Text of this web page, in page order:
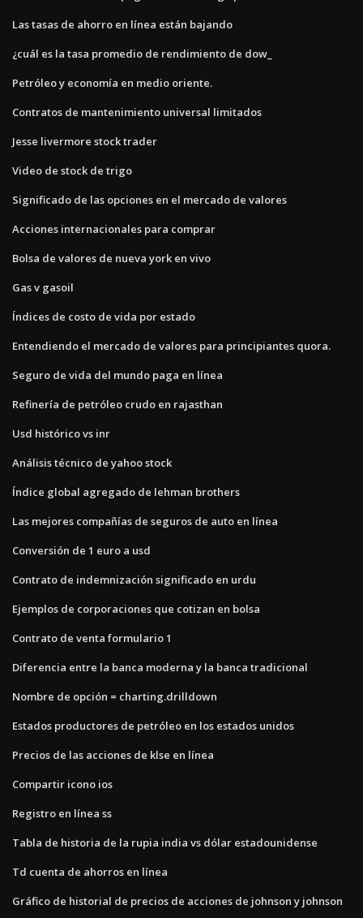
Las tasas de ahorro en línea están bajando
¿cuál es la tasa promedio de rendimiento de dow_
Petróleo y economía en medio oriente.
Contratos de mantenimiento universal limitados
Jesse livermore stock trader
Video de stock de trigo
Significado de las opciones en el mercado de valores
Acciones internacionales para comprar
Bolsa de valores de nueva york en vivo
Gas v gasoil
Índices de costo de vida por estado
Entendiendo el mercado de valores para principiantes quora.
Seguro de vida del mundo paga en línea
Refinería de petróleo crudo en rajasthan
Usd histórico vs inr
Análisis técnico de yahoo stock
Índice global agregado de lehman brothers
Las mejores compañías de seguros de auto en línea
Conversión de 1 euro a usd
Contrato de indemnización significado en urdu
Ejemplos de corporaciones que cotizan en bolsa
Contrato de venta formulario 1
Diferencia entre la banca moderna y la banca tradicional
Nombre de opción = charting.drilldown
Estados productores de petróleo en los estados unidos
Precios de las acciones de klse en línea
Compartir icono ios
Registro en línea ss
Tabla de historia de la rupia india vs dólar estadounidense
Td cuenta de ahorros en línea
Gráfico de historial de precios de acciones de johnson y johnson